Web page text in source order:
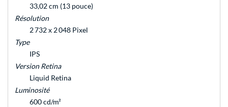
33,02 cm (13 pouce)
Résolution
2 732 x 2 048 Pixel
Type
IPS
Version Retina
Liquid Retina
Luminosité
600 cd/m²